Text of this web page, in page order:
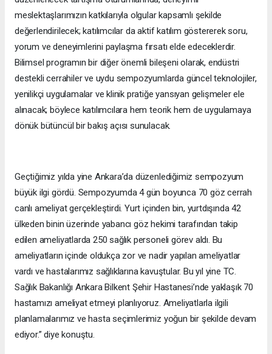
meslektaşlarımızın katkılarıyla olgular kapsamlı şekilde
değerlendirilecek; katılımcılar da aktif katılım göstererek soru,
yorum ve deneyimlerini paylaşma fırsatı elde edeceklerdir.
Bilimsel programın bir diğer önemli bileşeni olarak, endüstri
destekli cerrahiler ve uydu sempozyumlarda güncel teknolojiler,
yenilikçi uygulamalar ve klinik pratiğe yansıyan gelişmeler ele
alınacak; böylece katılımcılara hem teorik hem de uygulamaya
dönük bütüncül bir bakış açısı sunulacak.
Geçtiğimiz yılda yine Ankara’da düzenlediğimiz sempozyum
büyük ilgi gördü. Sempozyumda 4 gün boyunca 70 göz cerrah
canlı ameliyat gerçekleştirdi. Yurt içinden bin, yurtdışında 42
ülkeden binin üzerinde yabancı göz hekimi tarafından takip
edilen ameliyatlarda 250 sağlık personeli görev aldı. Bu
ameliyatların içinde oldukça zor ve nadir yapılan ameliyatlar
vardı ve hastalarımız sağlıklarına kavuştular. Bu yıl yine TC.
Sağlık Bakanlığı Ankara Bilkent Şehir Hastanesi’nde yaklaşık 70
hastamızı ameliyat etmeyi planlıyoruz. Ameliyatlarla ilgili
planlamalarımız ve hasta seçimlerimiz yoğun bir şekilde devam
ediyor.” diye konuştu.